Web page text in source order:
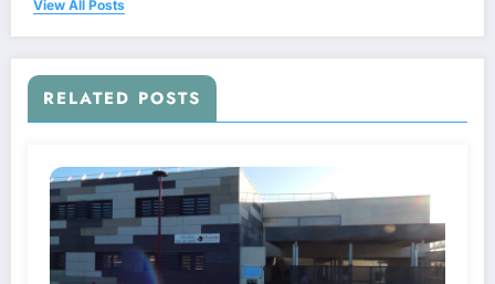
View All Posts
RELATED POSTS